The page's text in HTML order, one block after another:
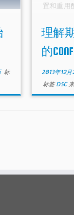
24小时
？
标
置和重用
你可以参
子来体验
键字配置
理解
的
2013年12
标签DSC